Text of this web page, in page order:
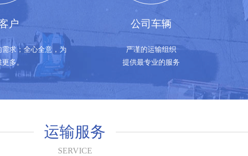
户
求；全心全意，为
多。
公司车辆
严谨的运输组织
提供最专业的服务
运输服务
SERVICE